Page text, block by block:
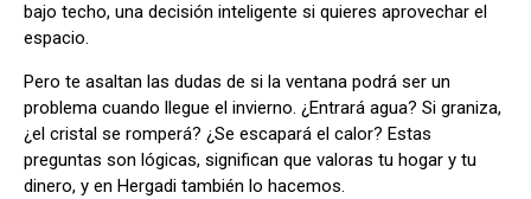
bajo techo, una decisión inteligente si quieres aprovechar el
espacio.
Pero te asaltan las dudas de si la ventana podrá ser un
problema cuando llegue el invierno. ¿Entrará agua? Si graniza,
¿el cristal se romperá? ¿Se escapará el calor? Estas
preguntas son lógicas, significan que valoras tu hogar y tu
dinero, y en Hergadi también lo hacemos.